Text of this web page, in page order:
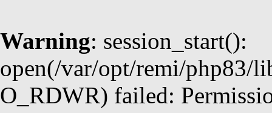
Warning: session_start():
open(/var/opt/remi/php83/
O_RDWR) failed: